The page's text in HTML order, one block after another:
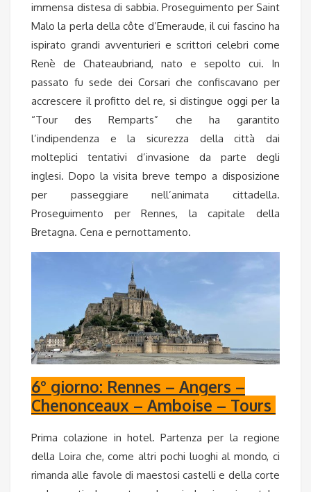
immensa distesa di sabbia. Proseguimento per Saint
Malo la perla della côte d’Emeraude, il cui fascino ha
ispirato grandi avventurieri e scrittori celebri come
Renè de Chateaubriand, nato e sepolto cui. In
passato fu sede dei Corsari che confiscavano per
accrescere il profitto del re, si distingue oggi per la
“Tour des Remparts” che ha garantito
l’indipendenza e la sicurezza della città dai
molteplici tentativi d’invasione da parte degli
inglesi. Dopo la visita breve tempo a disposizione
per passeggiare nell’animata cittadella.
Proseguimento per Rennes, la capitale della
Bretagna. Cena e pernottamento.
6° giorno: Rennes – Angers –
Chenonceaux – Amboise – Tours
Prima colazione in hotel. Partenza per la regione
della Loira che, come altri pochi luoghi al mondo, ci
rimanda alle favole di maestosi castelli e della corte